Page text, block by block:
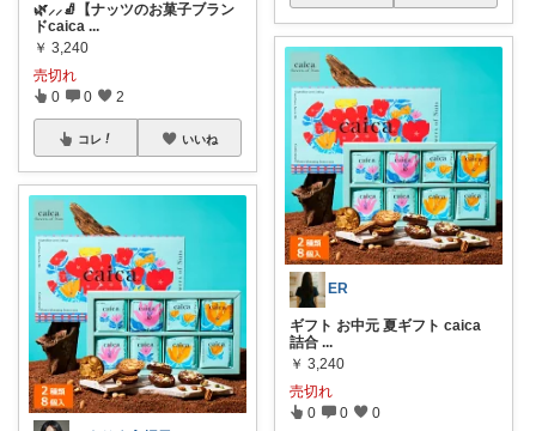
🌿⸝⸝🧦【ナッツのお菓子ブラン
ドcaica ...
￥ 3,240
売切れ
0 0 2
コレ いいね
ER
ギフト お中元 夏ギフト caica
詰合 ...
￥ 3,240
売切れ
0 0 0